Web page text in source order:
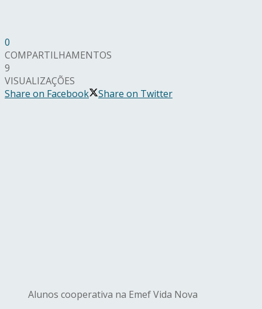
0
COMPARTILHAMENTOS
9
VISUALIZAÇÕES
Share on Facebook
Share on Twitter
Alunos cooperativa na Emef Vida Nova